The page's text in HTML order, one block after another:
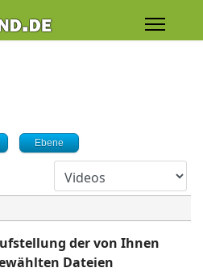
Ebene
der von Ihnen
Dateien